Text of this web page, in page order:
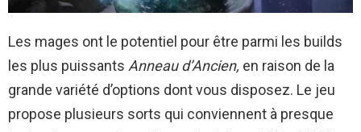
Les mages ont le potentiel pour être parmi les builds
les plus puissants Anneau d’Ancien, en raison de la
grande variété d’options dont vous disposez. Le jeu
propose plusieurs sorts qui conviennent à presque